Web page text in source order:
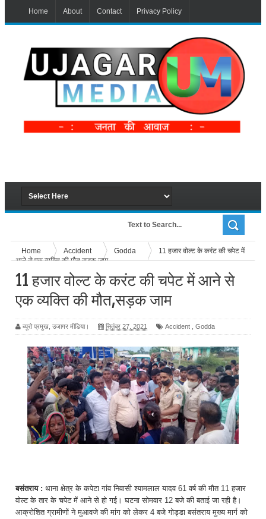
Home About Contact Privacy Policy
Home Accident Godda
11 हजार वोल्ट के करंट की चपेट में
आने से एक व्यक्ति की मौत,सड़क जाम
11 हजार वोल्ट के करंट की चपेट में आने से
एक व्यक्ति की मौत,सड़क जाम
ब्यूरो प्रमुख, उजागर मीडिया। सितंबर 27, 2021 Accident Godda
बसंतराय : थाना क्षेत्र के कपेटा गांव निवासी श्यामलाल यादव 61 वर्ष की मौत 11 हजार
वोल्ट के तार के चपेट में आने से हो गई। घटना सोमवार 12 बजे की बताई जा रही है।
आक्रोशित ग्रामीणों ने मुआवजे की मांग को लेकर 4 बजे गोड्डा बसंतराय मुख्य मार्ग को